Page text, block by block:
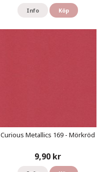
Info Köp
Curious Metallics 169 - Mörkröd
9,90 kr